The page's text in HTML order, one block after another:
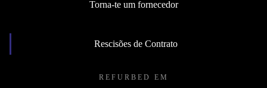
Torna-te um fornecedor
Rescisões de Contrato
REFURBED EM